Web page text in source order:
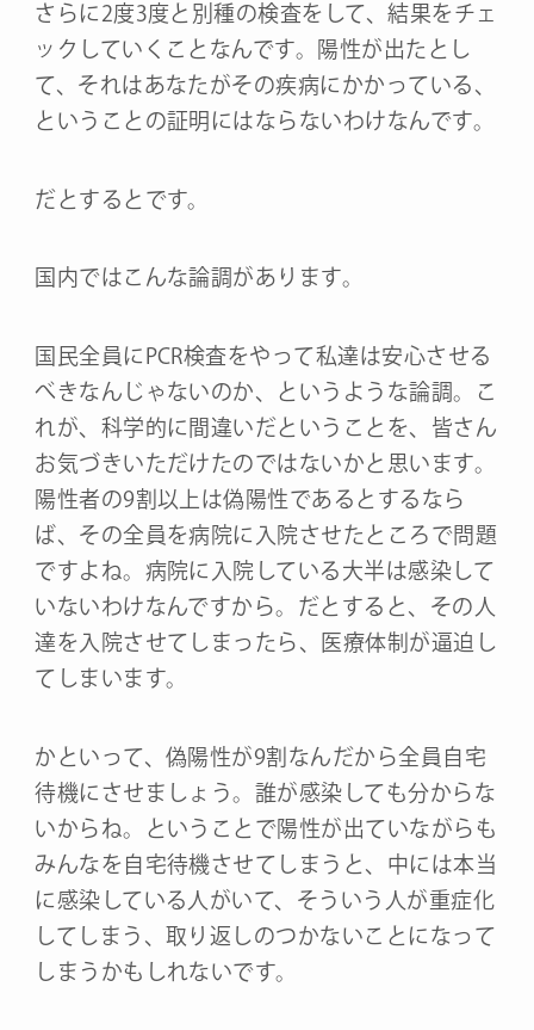
さらに2度3度と別種の検査をして、結果をチェ
ックしていくことなんです。陽性が出たとし
て、それはあなたがその疾病にかかっている、
ということの証明にはならないわけなんです。
だとするとです。
国内ではこんな論調があります。
国民全員にPCR検査をやって私達は安心させる
べきなんじゃないのか、というような論調。こ
れが、科学的に間違いだということを、皆さん
お気づきいただけたのではないかと思います。
陽性者の9割以上は偽陽性であるとするなら
ば、その全員を病院に入院させたところで問題
ですよね。病院に入院している大半は感染して
いないわけなんですから。だとすると、その人
達を入院させてしまったら、医療体制が逼迫し
てしまいます。
かといって、偽陽性が9割なんだから全員自宅
待機にさせましょう。誰が感染しても分からな
いからね。ということで陽性が出ていながらも
みんなを自宅待機させてしまうと、中には本当
に感染している人がいて、そういう人が重症化
してしまう、取り返しのつかないことになって
しまうかもしれないです。